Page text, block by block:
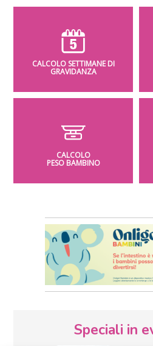
CALCOLO SETTIMANE DI
GRAVIDANZA
CALCOLO
PESO BAMBINO
Speciali in